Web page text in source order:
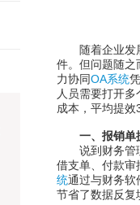
随着企业发展
件。但问题随
力协同OA系统
人员需要打开
成本，平均提效
一、报销单
说到财务管理
借支单、付款审
统通过与财务软
节省了数据反复